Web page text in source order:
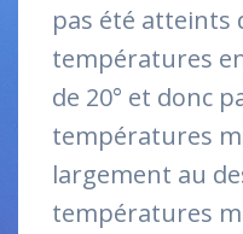
pas été atteints
températures
de 20° et donc
températures
largement au
températures